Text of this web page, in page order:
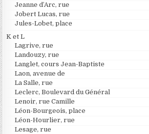
Jeanne d’Arc, rue
Jobert Lucas, rue
Jules-Lobet, place
K et L
Lagrive, rue
Landouzy, rue
Langlet, cours Jean-Baptiste
Laon, avenue de
La Salle, rue
Leclerc, Boulevard du Général
Lenoir, rue Camille
Léon-Bourgeois, place
Léon-Hourlier, rue
Lesage, rue